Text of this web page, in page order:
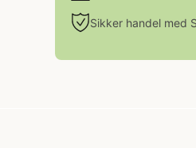
Sikker handel med